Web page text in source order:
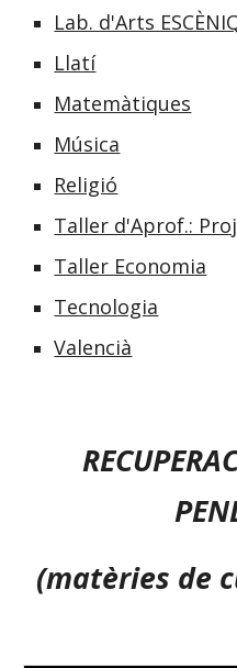
Lab. d'Arts
Llatí
Matemàtiques
Música
Religió
Taller d'Aprof.:
Taller Economia
Tecnologia
Valencià
(matèries de c